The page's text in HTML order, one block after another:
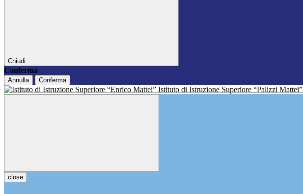
Chiudi
Conferma
Annulla Conferma
Istituto di Istruzione Superiore “Palizzi Mattei”
close